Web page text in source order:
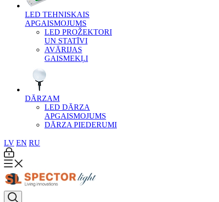
LED TEHNISKAIS
APGAISMOJUMS
LED PROŽEKTORI
UN STATĪVI
AVĀRIJAS
GAISMEKĻI
DĀRZAM
LED DĀRZA
APGAISMOJUMS
DĀRZA PIEDERUMI
LV EN RU